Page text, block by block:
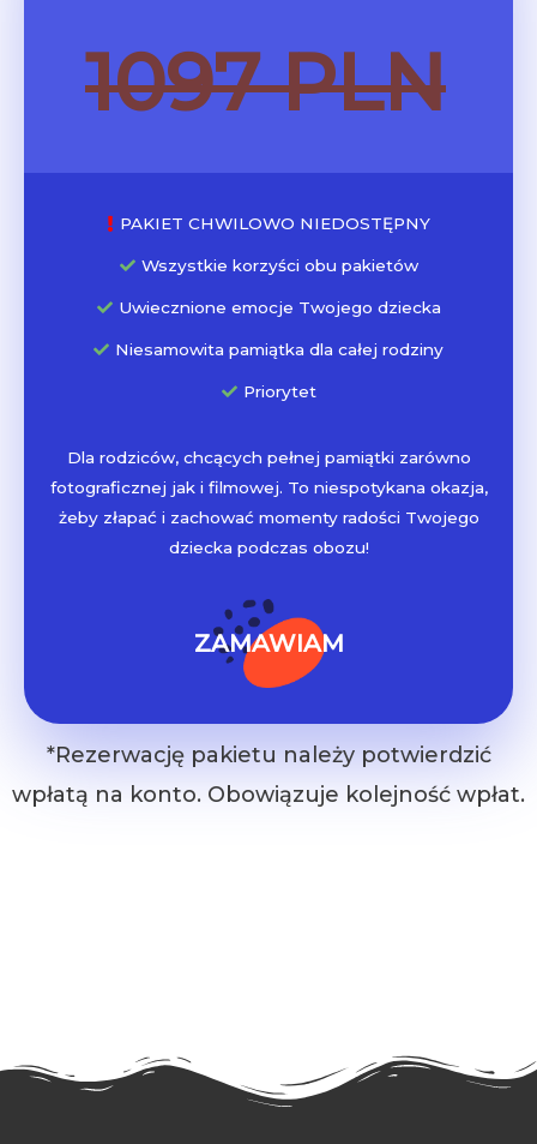
1097 PLN
PAKIET CHWILOWO NIEDOSTĘPNY
Wszystkie korzyści obu pakietów
Uwiecznione emocje Twojego dziecka
Niesamowita pamiątka dla całej rodziny
Priorytet
Dla rodziców, chcących pełnej pamiątki zarówno
fotograficznej jak i filmowej. To niespotykana okazja,
żeby złapać i zachować momenty radości Twojego
dziecka podczas obozu!
ZAMAWIAM
*Rezerwację pakietu należy potwierdzić
wpłatą na konto. Obowiązuje kolejność wpłat.